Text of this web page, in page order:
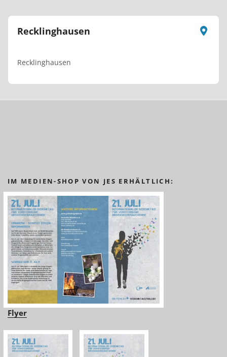
Recklinghausen
Recklinghausen
IM MEDIEN-SHOP VON JES ERHÄLTLICH:
Flyer